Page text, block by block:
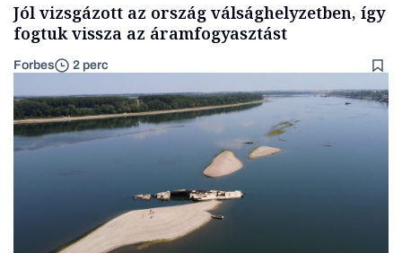
Jól vizsgázott az ország válsághelyzetben, így
fogtuk vissza az áramfogyasztást
Forbes 2 perc